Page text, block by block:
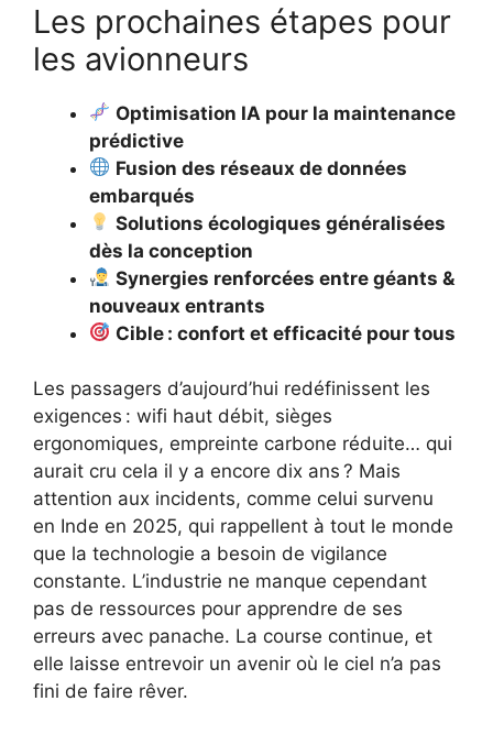
Les prochaines étapes pour
les avionneurs
Optimisation IA pour la maintenance
prédictive
Fusion des réseaux de données
embarqués
Solutions écologiques généralisées
dès la conception
Synergies renforcées entre géants &
nouveaux entrants
Cible : confort et efficacité pour tous
Les passagers d’aujourd’hui redéfinissent les
exigences : wifi haut débit, sièges
ergonomiques, empreinte carbone réduite… qui
aurait cru cela il y a encore dix ans ? Mais
attention aux incidents, comme celui survenu
en Inde en 2025, qui rappellent à tout le monde
que la technologie a besoin de vigilance
constante. L’industrie ne manque cependant
pas de ressources pour apprendre de ses
erreurs avec panache. La course continue, et
elle laisse entrevoir un avenir où le ciel n’a pas
fini de faire rêver.